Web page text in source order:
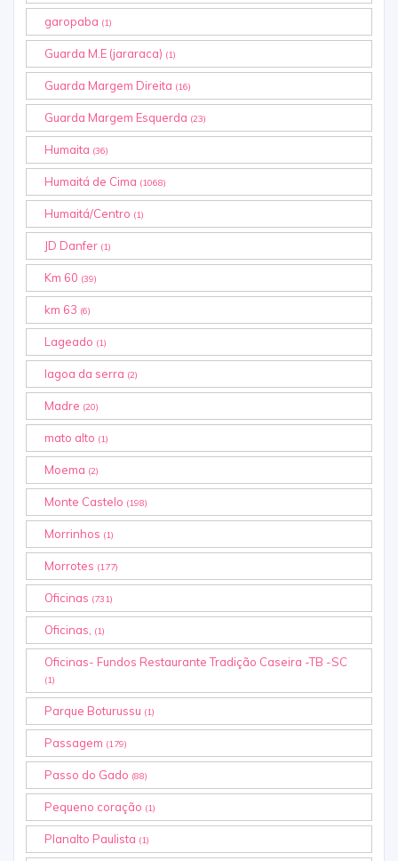
garopaba (1)
Guarda M.E (jararaca) (1)
Guarda Margem Direita (16)
Guarda Margem Esquerda (23)
Humaita (36)
Humaitá de Cima (1068)
Humaitá/Centro (1)
JD Danfer (1)
Km 60 (39)
km 63 (6)
Lageado (1)
lagoa da serra (2)
Madre (20)
mato alto (1)
Moema (2)
Monte Castelo (198)
Morrinhos (1)
Morrotes (177)
Oficinas (731)
Oficinas, (1)
Oficinas- Fundos Restaurante Tradição Caseira -TB -SC
(1)
Parque Boturussu (1)
Passagem (179)
Passo do Gado (88)
Pequeno coração (1)
Planalto Paulista (1)